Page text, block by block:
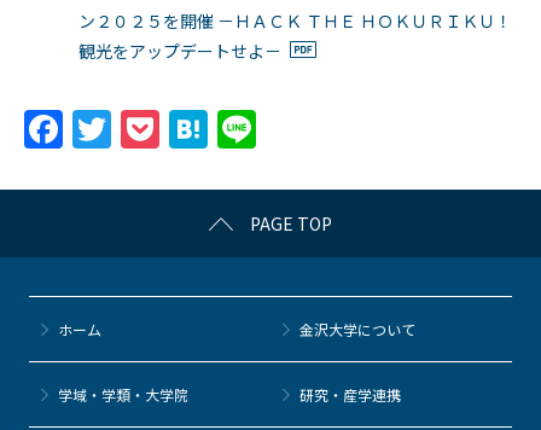
ン２０２５を開催 －ＨＡＣＫ ＴＨＥ ＨＯＫＵＲＩＫＵ！
観光をアップデートせよ－
F
c
e
b
o
o
k
T
itt
er
P
c
k
et
H
e
n
a
e
PAGE TOP
ホーム 金沢大学について
学域・学類・大学院 研究・産学連携